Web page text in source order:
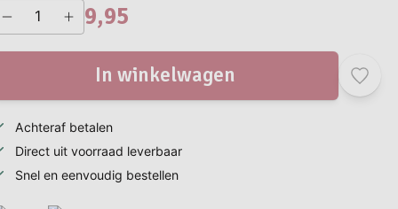
9,95
In winkelwagen
Achteraf betalen
Direct uit voorraad leverbaar
Snel en eenvoudig bestellen